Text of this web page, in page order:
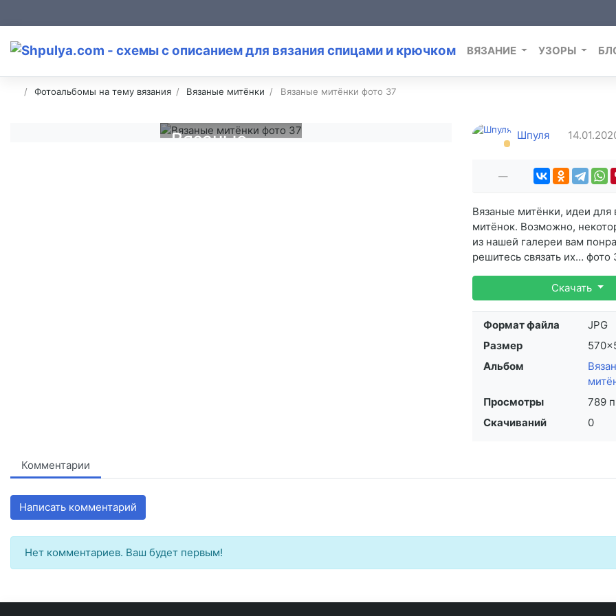
ВЯЗАНИЕ УЗОРЫ
Фотоальбомы на тему вязания Вязаные митёнки Вязаные митёнки фото 37
Вязаные
Шпуля
—
Вязаные митёнки, идеи для
митёнок. Возможно,
из нашей галереи вам
решитесь связать их… фото
Скачать
Формат файла
JPG
Размер
Альбом
Просмотры
789
Скачиваний
0
Комментарии
Написать комментарий
Нет комментариев. Ваш будет первым!